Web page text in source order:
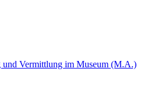
und Vermittlung im Museum (M.A.)